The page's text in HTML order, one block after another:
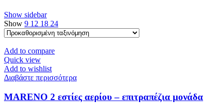
Show sidebar
Show 9 12 18 24
Add to compare
Quick view
Add to wishlist
Διαβάστε περισσότερα
MARENO 2 εστίες αερίου – επιτραπέζια μονάδα